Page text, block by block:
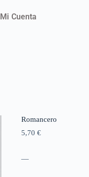
Mi Cuenta
Romancero
5,70 €
—